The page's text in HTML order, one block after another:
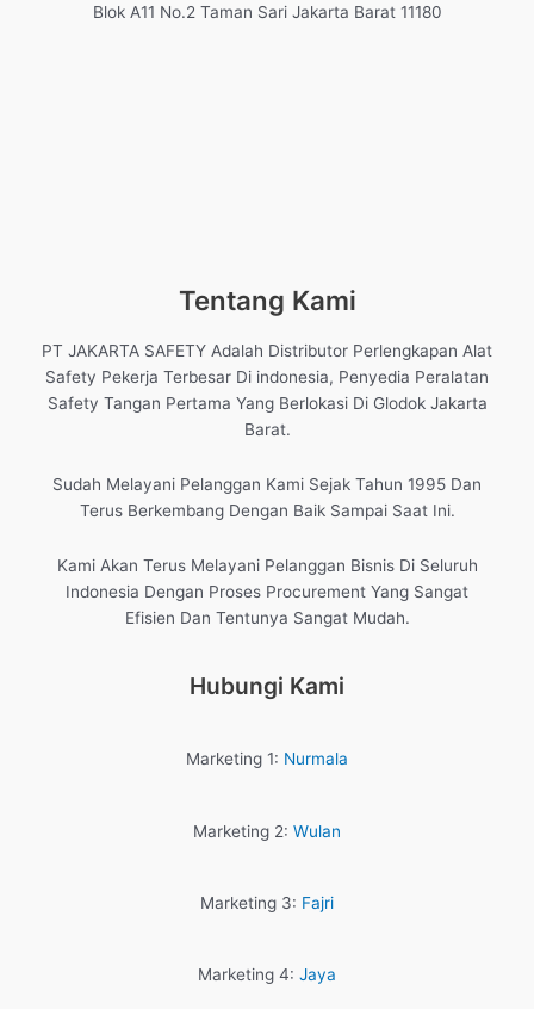
Blok A11 No.2 Taman Sari Jakarta Barat 11180
Tentang Kami
PT JAKARTA SAFETY Adalah Distributor Perlengkapan Alat
Safety Pekerja Terbesar Di indonesia, Penyedia Peralatan
Safety Tangan Pertama Yang Berlokasi Di Glodok Jakarta
Barat.
Sudah Melayani Pelanggan Kami Sejak Tahun 1995 Dan
Terus Berkembang Dengan Baik Sampai Saat Ini.
Kami Akan Terus Melayani Pelanggan Bisnis Di Seluruh
Indonesia Dengan Proses Procurement Yang Sangat
Efisien Dan Tentunya Sangat Mudah.
Hubungi Kami
Marketing 1: Nurmala
Marketing 2: Wulan
Marketing 3: Fajri
Marketing 4: Jaya